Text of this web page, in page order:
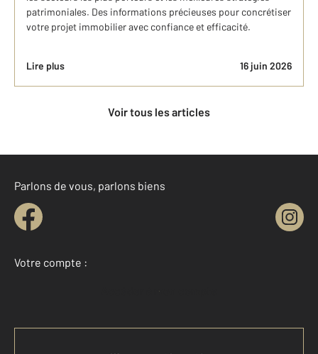
patrimoniales. Des informations précieuses pour concrétiser
votre projet immobilier avec confiance et efficacité.
Lire plus 16 juin 2026
Voir tous les articles
Parlons de vous, parlons biens
Votre compte :
Accéder à mon compte